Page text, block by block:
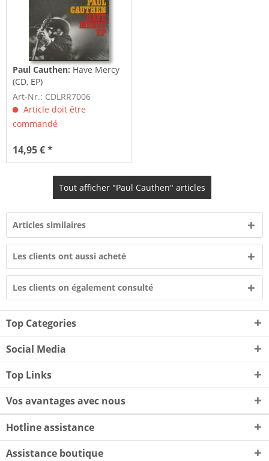
Paul Cauthen: Have Mercy
(CD, EP)
Art-Nr.: CDLRR7006
Article doit être
commandé
14,95 € *
Tout afficher "Paul Cauthen" articles
Articles similaires
Les clients ont aussi acheté
Les clients on également consulté
Top Categories
Social Media
Top Links
Vos avantages avec nous
Hotline assistance
Assistance boutique